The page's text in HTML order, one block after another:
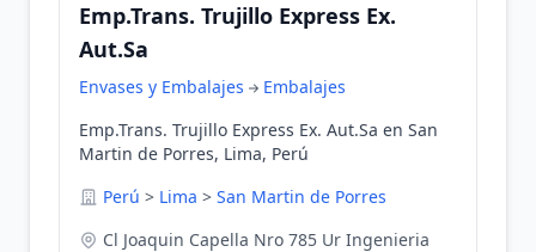
Emp.Trans. Trujillo Express Ex.
Aut.Sa
Envases y Embalajes
Embalajes
Emp.Trans. Trujillo Express Ex. Aut.Sa en San
Martin de Porres, Lima, Perú
Perú > Lima > San Martin de Porres
Cl Joaquin Capella Nro 785 Ur Ingenieria